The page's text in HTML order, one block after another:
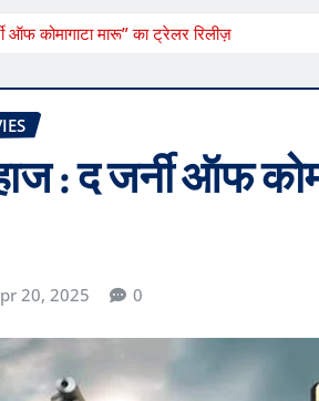
कोमागाटा मारू” का ट्रेलर रिलीज़
: द जर्नी ऑफ
20, 2025 0